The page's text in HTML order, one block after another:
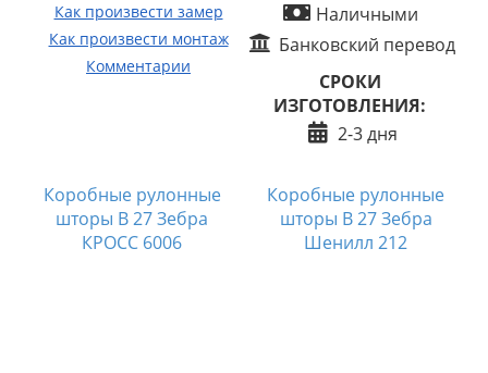
Как произвести замер
Как произвести монтаж
Комментарии
Наличными
Банковский перевод
СРОКИ
ИЗГОТОВЛЕНИЯ:
2-3 дня
Коробные рулонные
шторы B 27 Зебра
КРОСС 6006
Коробные рулонные
шторы B 27 Зебра
Шенилл 212